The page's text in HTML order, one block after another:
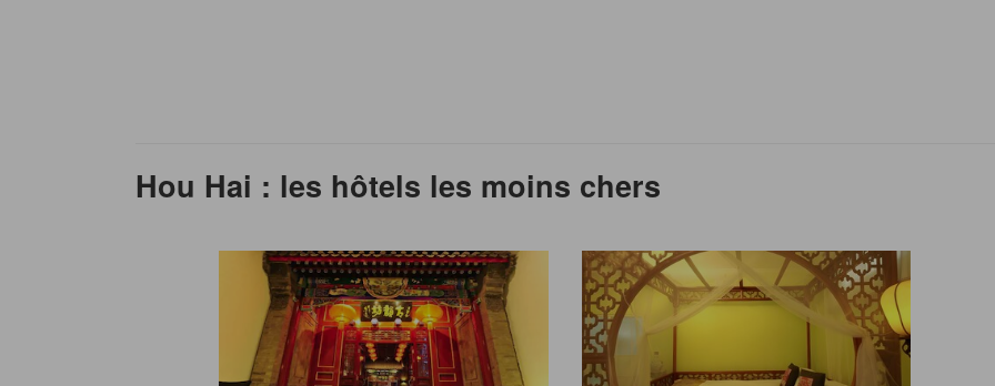
Hou Hai : les hôtels les moins chers